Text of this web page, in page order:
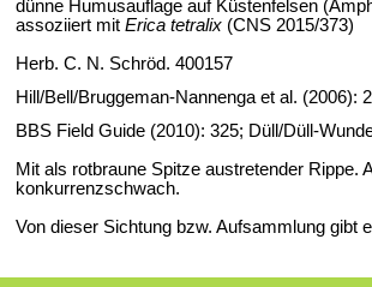
dünne Humusauflage auf Küstenfelsen
assoziiert mit Erica tetralix (CNS 2015/373)
Herb. C. N. Schröd. 400157
Hill/Bell/Bruggeman-Nannenga et al. (2006):
BBS Field Guide (2010): 325; Düll/Düll-
Mit als rotbraune Spitze austretender Rippe.
konkurrenzschwach.
Von dieser Sichtung bzw. Aufsammlung gibt